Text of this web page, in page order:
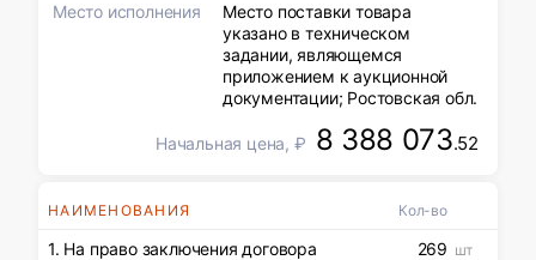
Место исполнения
Место поставки товара
указано в техническом
задании, являющемся
приложением к аукционной
документации; Ростовская обл.
Начальная цена, ₽ 8 388 073.52
НАИМЕНОВАНИЯ Кол-во
1. На право заключения договора
269 шт